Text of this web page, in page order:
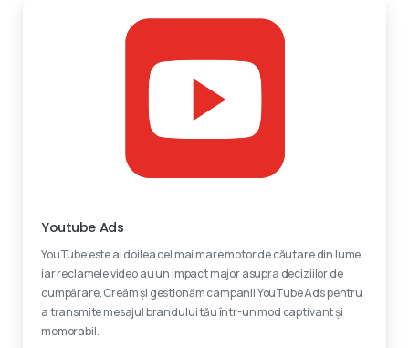
Youtube Ads
YouTube este al doilea cel mai mare motor de căutare din lume,
iar reclamele video au un impact major asupra deciziilor de
cumpărare. Creăm și gestionăm campanii YouTube Ads pentru
a transmite mesajul brandului tău într-un mod captivant și
memorabil.